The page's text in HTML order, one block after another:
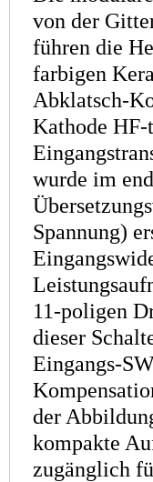
von der
führen die
farbigen
Abklatsch-
Kathode HF-
wurde im
Spannung)
11-poligen
dieser
Eingangs-
der
kompakte
zugänglich